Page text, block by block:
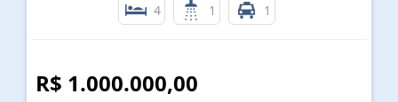
4 1 1
R$ 1.000.000,00